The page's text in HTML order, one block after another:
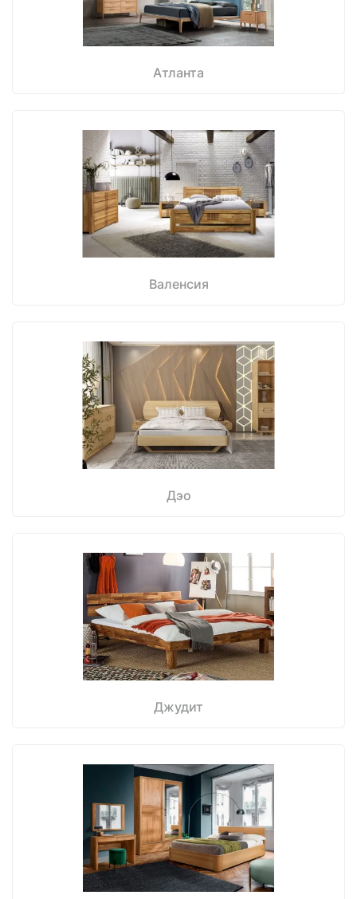
Атланта
Валенсия
Дэо
Джудит